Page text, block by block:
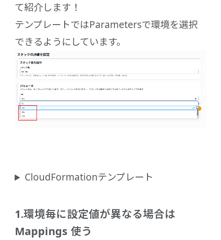
て紹介します！
テンプレートではParametersで環境を選択
できるようにしています。
CloudFormationテンプレート
1.環境毎に設定値が異なる場合は
Mappings 使う